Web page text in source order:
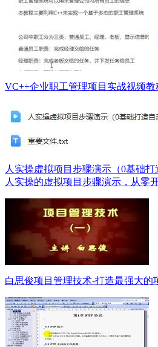
VC++企业职工管理项目实战视频教
人实操虚拟项目步骤演示（0基础
人实操的虚拟项目步骤演示，从零
白思俊项目管理技术-打造最强大的